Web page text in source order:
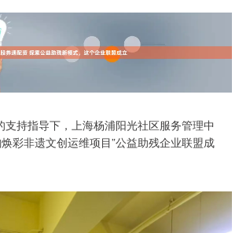
持指导下，上海杨浦阳光社区服务管理中
彩非遗文创运维项目”公益助残企业联盟成